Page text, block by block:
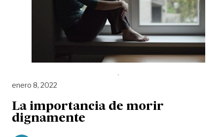
enero 8, 2022
La importancia de morir
dignamente